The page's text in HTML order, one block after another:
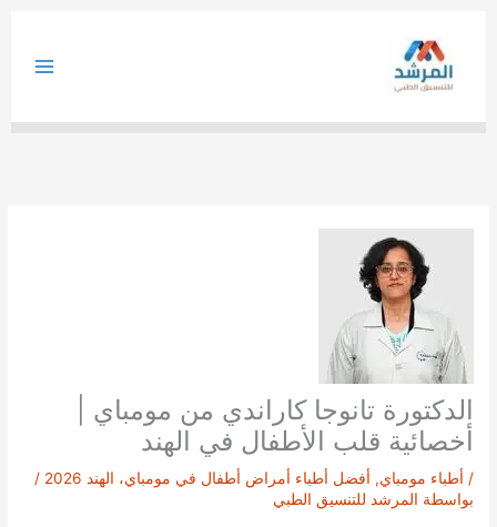
الدكتورة تانوجا كاراندي من مومباي |
أخصائية قلب الأطفال في الهند
/ أطباء مومباي, أفضل أطباء أمراض أطفال في مومباي، الهند 2026
/
بواسطة المرشد للتنسيق الطبي